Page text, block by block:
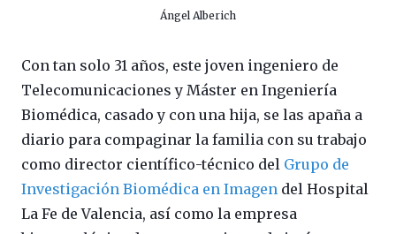
Ángel Alberich
Con tan solo 31 años, este joven ingeniero de
Telecomunicaciones y Máster en Ingeniería
Biomédica, casado y con una hija, se las apaña a
diario para compaginar la familia con su trabajo
como director científico-técnico del Grupo de
Investigación Biomédica en Imagen del Hospital
La Fe de Valencia, así como la empresa